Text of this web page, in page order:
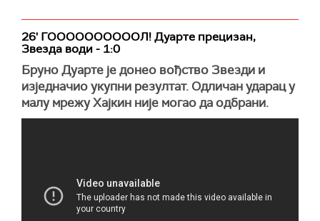
26' ГООООООООООЛ! Дуарте прецизан,
Звезда води - 1:0
Бруно Дуарте је донео вођство Звезди и
изједначио укупни резултат. Одличан ударац у
малу мрежу Хајкин није могао да одбрани.